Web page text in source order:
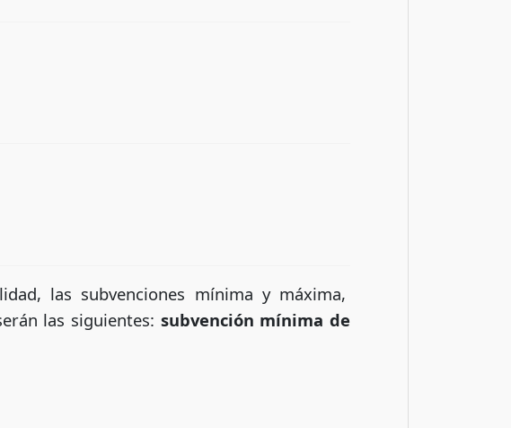
las subvenciones mínima y máxima,
las siguientes: subvención mínima de